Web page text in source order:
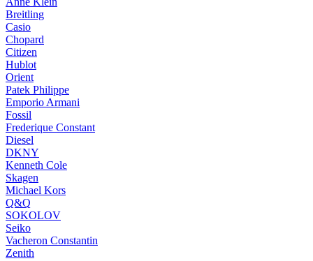
Breitling
Casio
Chopard
Citizen
Hublot
Orient
Patek Philippe
Emporio Armani
Fossil
Frederique Constant
Diesel
DKNY
Kenneth Cole
Skagen
Michael Kors
Q&Q
SOKOLOV
Seiko
Vacheron Constantin
Zenith